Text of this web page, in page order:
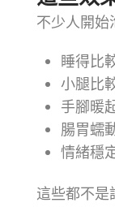
不少人開始
睡得比
小腿比
手腳暖
腸胃蠕
情緒穩
這些都不是